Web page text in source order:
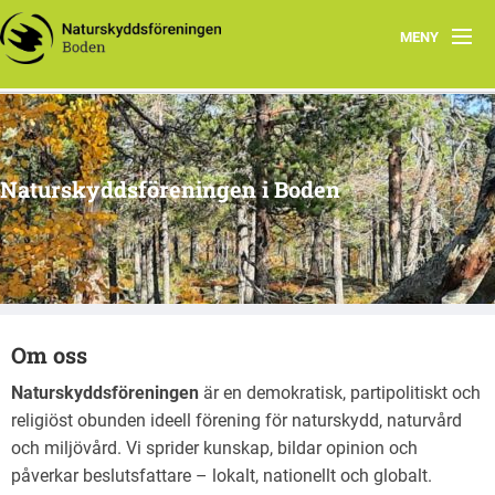
MENY
Hem
Om oss
Kontakta oss
Program
Årsmöte
Skogsgruppen Boden
Natursnokarna Boden
Naturskyddsföreningen i Boden
Om oss
Naturskyddsföreningen är en demokratisk, partipolitiskt och
religiöst obunden ideell förening för naturskydd, naturvård
och miljövård. Vi sprider kunskap, bildar opinion och
påverkar beslutsfattare – lokalt, nationellt och globalt.